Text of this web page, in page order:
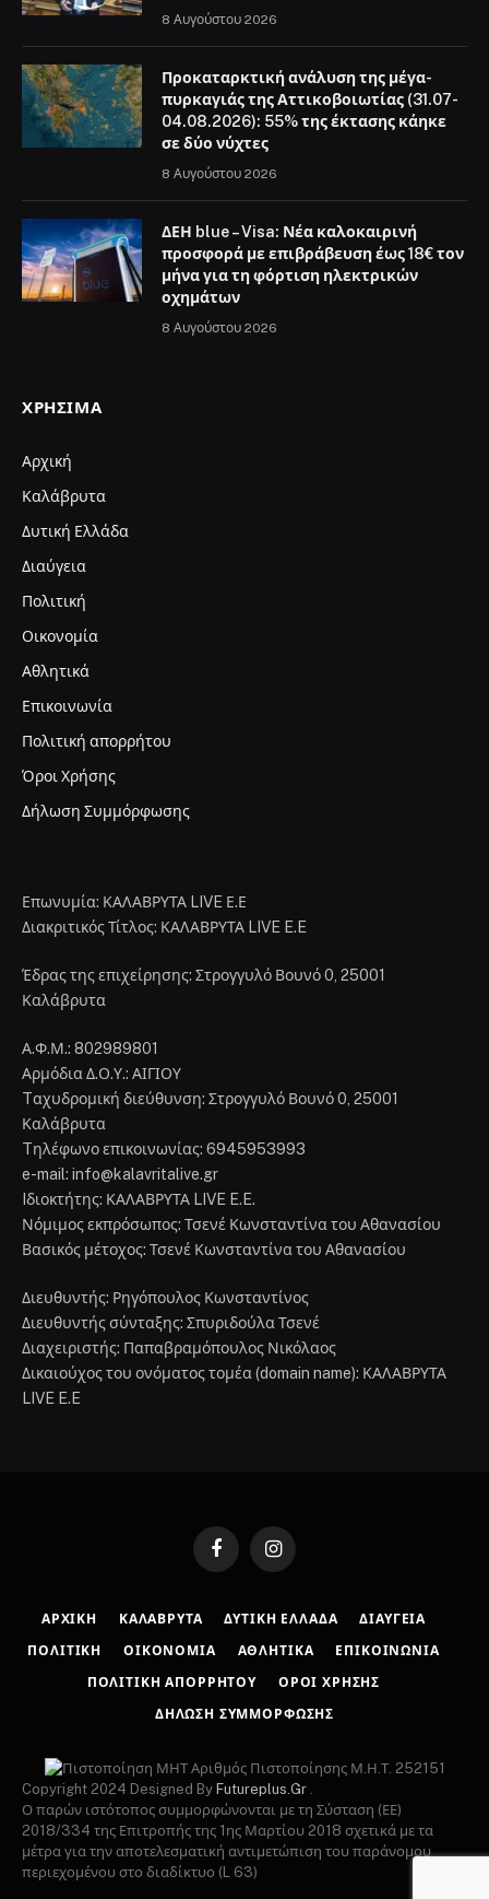
8 Αυγούστου 2026
Προκαταρκτική ανάλυση της μέγα-
πυρκαγιάς της Αττικοβοιωτίας (31.07-
04.08.2026): 55% της έκτασης κάηκε
σε δύο νύχτες
8 Αυγούστου 2026
ΔΕΗ blue – Visa: Νέα καλοκαιρινή
προσφορά με επιβράβευση έως 18€ τον
μήνα για τη φόρτιση ηλεκτρικών
οχημάτων
8 Αυγούστου 2026
ΧΡΉΣΙΜΑ
Αρχική
Καλάβρυτα
Δυτική Ελλάδα
Διαύγεια
Πολιτική
Οικονομία
Αθλητικά
Επικοινωνία
Πολιτική απορρήτου
Όροι Χρήσης
Δήλωση Συμμόρφωσης
Επωνυμία: ΚΑΛΑΒΡΥΤΑ LIVE Ε.Ε
Διακριτικός Τίτλος: ΚΑΛΑΒΡΥΤΑ LIVE E.E
Έδρας της επιχείρησης: Στρογγυλό Βουνό 0, 25001
Καλάβρυτα
Α.Φ.Μ.: 802989801
Αρμόδια Δ.Ο.Υ.: ΑΙΓΙΟΥ
Tαχυδρομική διεύθυνση: Στρογγυλό Βουνό 0, 25001
Καλάβρυτα
Tηλέφωνο επικοινωνίας: 6945953993
e-mail: info@kalavritalive.gr
Iδιοκτήτης: ΚΑΛΑΒΡΥΤΑ LIVE E.E.
Νόμιμος εκπρόσωπος: Τσενέ Κωνσταντίνα του Αθανασίου
Βασικός μέτοχος: Τσενέ Κωνσταντίνα του Αθανασίου
Διευθυντής: Ρηγόπουλος Κωνσταντίνος
Διευθυντής σύνταξης: Σπυριδούλα Τσενέ
Διαχειριστής: Παπαβραμόπουλος Νικόλαος
Δικαιούχος του ονόματος τομέα (domain name): ΚΑΛΑΒΡΥΤΑ
LIVE E.E
FacebookInstagram
ΑΡΧΙΚΉ ΚΑΛΆΒΡΥΤΑ ΔΥΤΙΚΉ ΕΛΛΆΔΑ ΔΙΑΎΓΕΙΑ
ΠΟΛΙΤΙΚΉ ΟΙΚΟΝΟΜΊΑ ΑΘΛΗΤΙΚΆ ΕΠΙΚΟΙΝΩΝΊΑ
ΠΟΛΙΤΙΚΉ ΑΠΟΡΡΉΤΟΥ ΌΡΟΙ ΧΡΉΣΗΣ
ΔΉΛΩΣΗ ΣΥΜΜΌΡΦΩΣΗΣ
Αριθμός Πιστοποίησης Μ.Η.Τ. 252151
Copyright 2024 Designed By Futureplus.Gr .
Ο παρών ιστότοπος συμμορφώνονται με τη Σύσταση (ΕΕ)
2018/334 της Επιτροπής της 1ης Μαρτίου 2018 σχετικά με τα
μέτρα για την αποτελεσματική αντιμετώπιση του παράνομου
περιεχομένου στο διαδίκτυο (L 63)